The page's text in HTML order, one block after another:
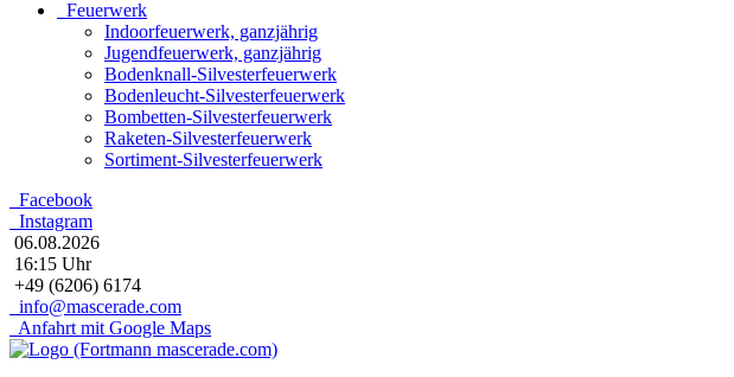
Feuerwerk
Indoorfeuerwerk, ganzjährig
Jugendfeuerwerk, ganzjährig
Bodenknall-Silvesterfeuerwerk
Bodenleucht-Silvesterfeuerwerk
Bombetten-Silvesterfeuerwerk
Raketen-Silvesterfeuerwerk
Sortiment-Silvesterfeuerwerk
Facebook
Instagram
06.08.2026
16:15 Uhr
+49 (6206) 6174
info@mascerade.com
Anfahrt mit Google Maps